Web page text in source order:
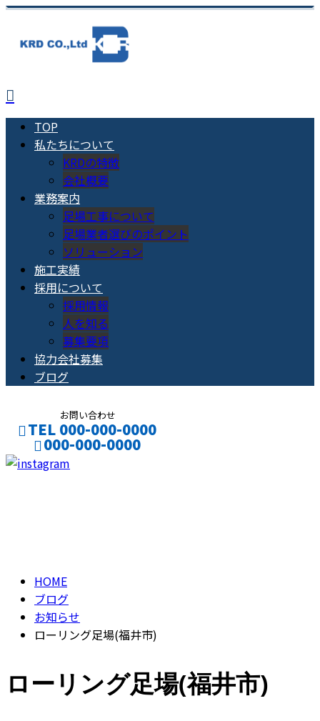
TOP
私たちについて
KRDの特徴
会社概要
業務案内
足場工事について
足場業者選びのポイント
ソリューション
施工実績
採用について
採用情報
人を知る
募集要項
協力会社募集
ブログ
お問い合わせ
TEL 000-000-0000
000-000-0000
HOME
ブログ
お知らせ
ローリング足場(福井市)
ローリング足場(福井市)